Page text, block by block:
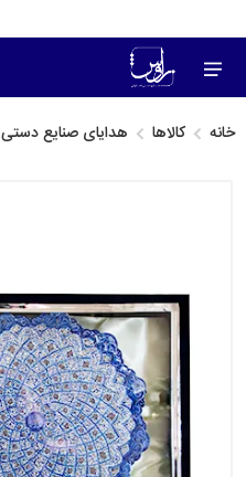
خانه کالاها هدایای صنایع دستی